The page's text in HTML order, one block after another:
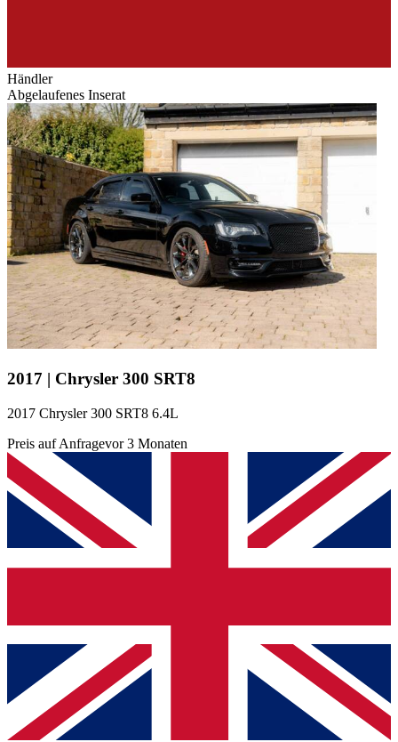
Händler
Abgelaufenes Inserat
2017 | Chrysler 300 SRT8
2017 Chrysler 300 SRT8 6.4L
Preis auf Anfragevor 3 Monaten